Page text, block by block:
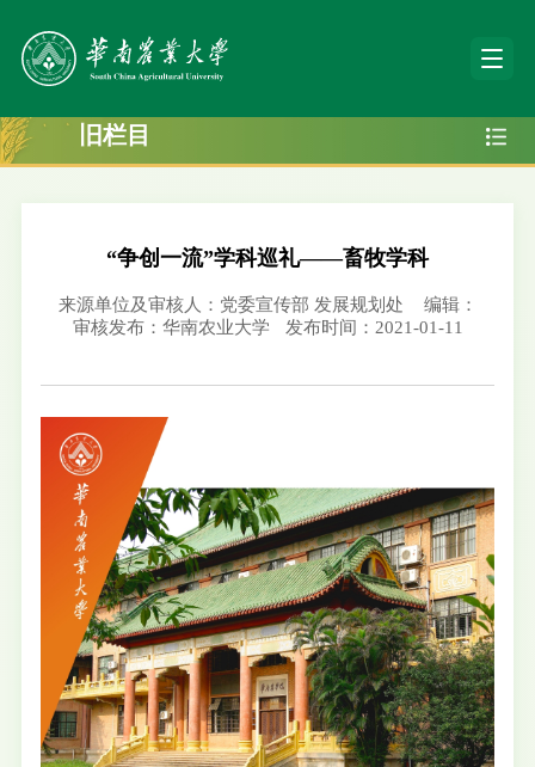
旧栏目
“争创一流”学科巡礼——畜牧学科
来源单位及审核人：党委宣传部 发展规划处
编辑：
审核发布：华南农业大学
发布时间：2021-01-11